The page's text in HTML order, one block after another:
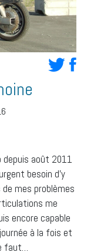
depuis août 2011
besoin d’y
mes problèmes
me
encore capable
à la fois et
faut…